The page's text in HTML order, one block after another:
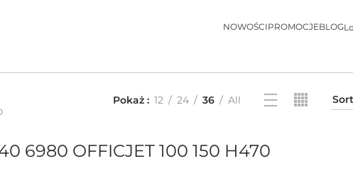
NOWOŚCIPROMOCJEBLOG
Pokaż 12 24 36 All
6980 OFFICJET 100 150 H470